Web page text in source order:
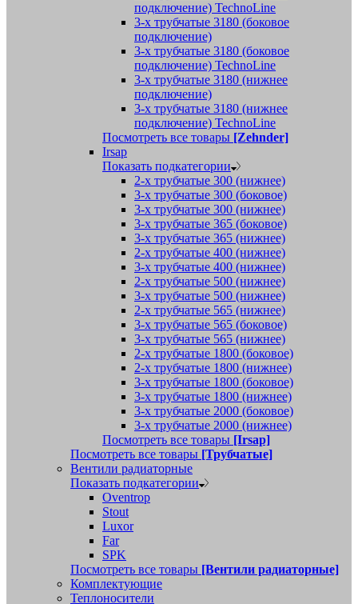
подключение) TechnoLine
3-х трубчатые 3180 (боковое
подключение)
3-х трубчатые 3180 (боковое
подключение) TechnoLine
3-х трубчатые 3180 (нижнее
подключение)
3-х трубчатые 3180 (нижнее
подключение) TechnoLine
Посмотреть все товары [Zehnder]
Irsap
Показать подкатегории
2-х трубчатые 300 (нижнее)
3-х трубчатые 300 (боковое)
3-х трубчатые 300 (нижнее)
3-х трубчатые 365 (боковое)
3-х трубчатые 365 (нижнее)
2-х трубчатые 400 (нижнее)
3-х трубчатые 400 (нижнее)
2-х трубчатые 500 (нижнее)
3-х трубчатые 500 (нижнее)
2-х трубчатые 565 (нижнее)
3-х трубчатые 565 (боковое)
3-х трубчатые 565 (нижнее)
2-х трубчатые 1800 (боковое)
2-х трубчатые 1800 (нижнее)
3-х трубчатые 1800 (боковое)
3-х трубчатые 1800 (нижнее)
3-х трубчатые 2000 (боковое)
3-х трубчатые 2000 (нижнее)
Посмотреть все товары [Irsap]
Посмотреть все товары [Трубчатые]
Вентили радиаторные
Показать подкатегории
Oventrop
Stout
Luxor
Far
SPK
Посмотреть все товары [Вентили радиаторные]
Комплектующие
Теплоносители